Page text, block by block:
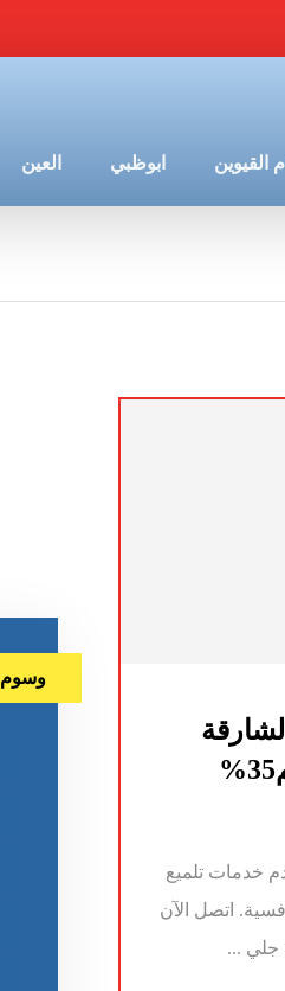
ام القيوين ابوظبي العين
خدمات تلميع
اتصل الآن
...
وسوم